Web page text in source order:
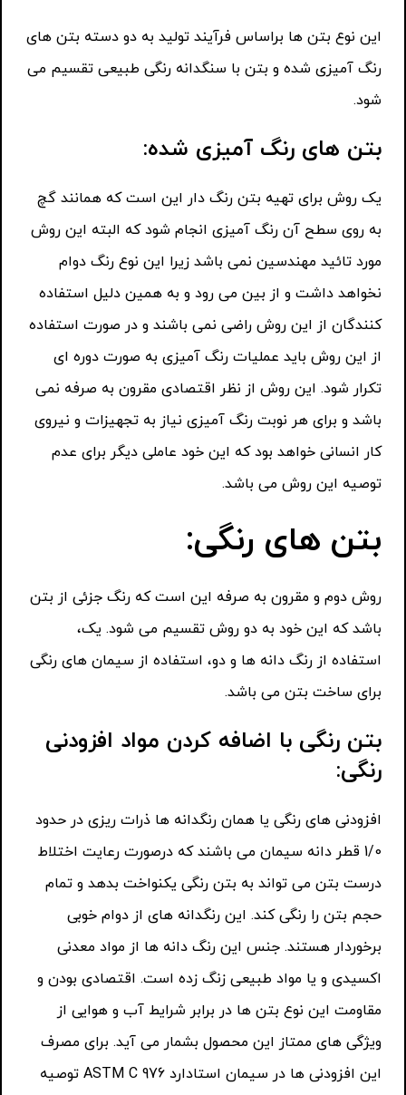
این نوع بتن ها براساس فرآیند تولید به دو دسته بتن های
رنگ آمیزی شده و بتن با سنگدانه رنگی طبیعی تقسیم می
شود.
بتن های رنگ آمیزی شده:
یک روش برای تهیه بتن رنگ دار این است که همانند گچ
به روی سطح آن رنگ آمیزی انجام شود که البته این روش
مورد تائید مهندسین نمی باشد زیرا این نوع رنگ دوام
نخواهد داشت و از بین می رود و به همین دلیل استفاده
کنندگان از این روش راضی نمی باشند و در صورت استفاده
از این روش باید عملیات رنگ آمیزی به صورت دوره ای
تکرار شود. این روش از نظر اقتصادی مقرون به صرفه نمی
باشد و برای هر نوبت رنگ آمیزی نیاز به تجهیزات و نیروی
کار انسانی خواهد بود که این خود عاملی دیگر برای عدم
توصیه این روش می باشد.
بتن های رنگی:
روش دوم و مقرون به صرفه این است که رنگ جزئی از بتن
باشد که این خود به دو روش تقسیم می شود. یک،
استفاده از رنگ دانه ها و دو، استفاده از سیمان های رنگی
برای ساخت بتن می باشد.
بتن رنگی با اضافه کردن مواد افزودنی
رنگی:
افزودنی های رنگی یا همان رنگدانه ها ذرات ریزی در حدود
1/0 قطر دانه سیمان می باشند که درصورت رعایت اختلاط
درست بتن می تواند به بتن رنگی یکنواخت بدهد و تمام
حجم بتن را رنگی کند. این رنگدانه های از دوام خوبی
برخوردار هستند. جنس این رنگ دانه ها از مواد معدنی
اکسیدی و یا مواد طبیعی زنگ زده است. اقتصادی بودن و
مقاومت این نوع بتن ها در برابر شرایط آب و هوایی از
ویژگی های ممتاز این محصول بشمار می آید. برای مصرف
این افزودنی ها در سیمان استادارد ASTM C 976 توصیه